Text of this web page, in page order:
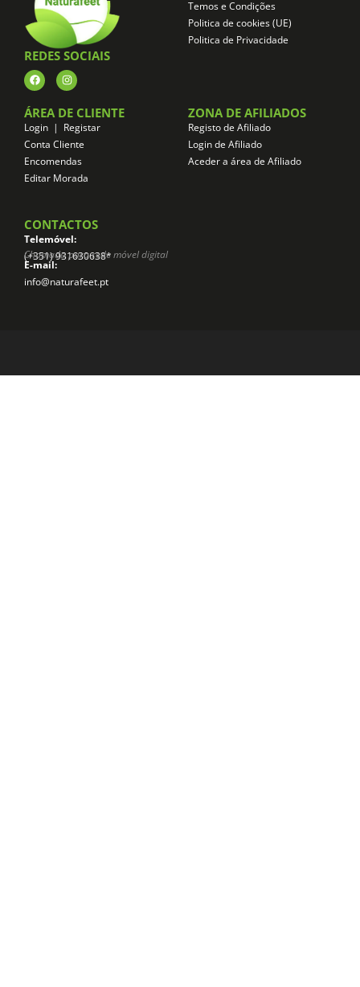
REDES SOCIAIS
Temos e Condições
Politica de cookies (UE)
Politica de Privacidade
ÁREA DE CLIENTE
Login | Registar
Conta Cliente
Encomendas
Editar Morada
ZONA DE AFILIADOS
Registo de Afiliado
Login de Afiliado
Aceder a área de Afiliado
CONTACTOS
Telemóvel:
(+351) 931630638*
Chamada para rede móvel digital
E-mail:
info@naturafeet.pt